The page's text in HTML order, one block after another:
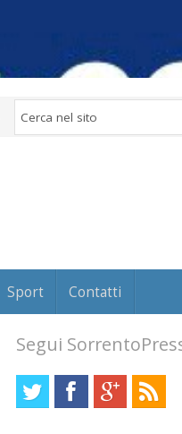
Sport Contatti
Segui